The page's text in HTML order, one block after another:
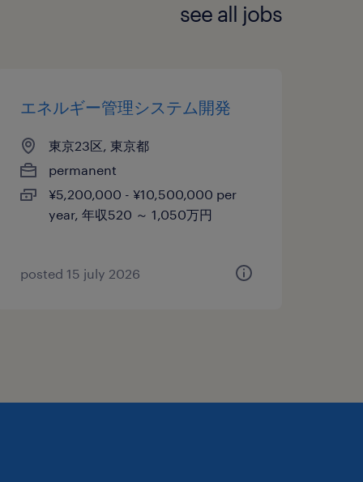
see all jobs
エネルギー管理システム開発
東京23区, 東京都
permanent
¥5,200,000 - ¥10,500,000 per
year, 年収520 ～ 1,050万円
posted 15 july 2026